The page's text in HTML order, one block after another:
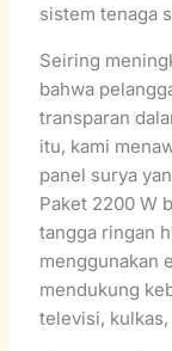
sistem tenaga
Seiring
bahwa
transparan
itu, kami
panel surya
Paket 2200 W
tangga ringan
menggunakan
mendukung
televisi,